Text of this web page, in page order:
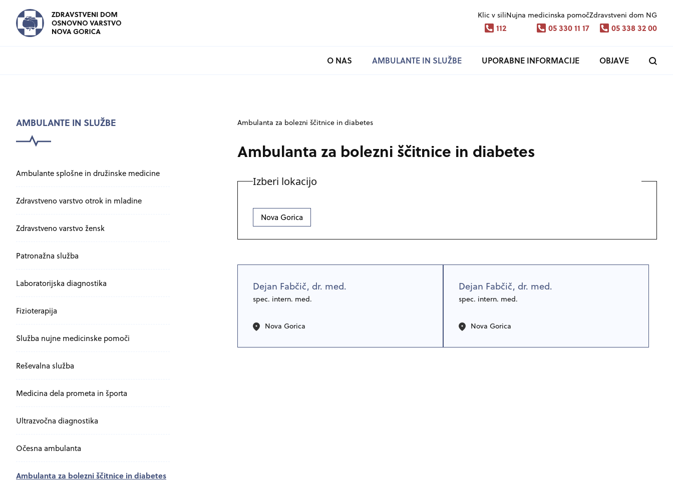
Klic v sili
112
Nujna medicinska pomoč
05 330 11 17
Zdravstveni dom NG
05 338 32 00
O NAS AMBULANTE IN SLUŽBE UPORABNE INFORMACIJE OBJAVE
PODMENU
AMBULANTE IN SLUŽBE
Preskoči podmenu
Ambulante splošne in družinske medicine
Zdravstveno varstvo otrok in mladine
Zdravstveno varstvo žensk
Patronažna služba
Laboratorijska diagnostika
Fizioterapija
Služba nujne medicinske pomoči
Reševalna služba
Medicina dela prometa in športa
Ultrazvočna diagnostika
Očesna ambulanta
Ambulanta za bolezni ščitnice in diabetes
Ambulanta za bolezni ščitnice in diabetes
Ambulanta za bolezni ščitnice in diabetes
Izberi lokacijo
Nova Gorica
Dejan Fabčič, dr. med.
spec. intern. med.
Nova Gorica
Dejan Fabčič, dr. med.
spec. intern. med.
Nova Gorica